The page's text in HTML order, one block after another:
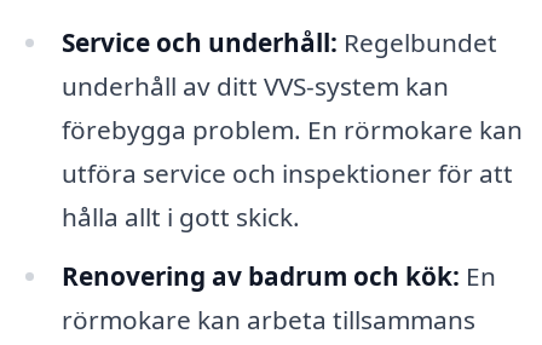
Service och underhåll: Regelbundet
underhåll av ditt VVS-system kan
förebygga problem. En rörmokare kan
utföra service och inspektioner för att
hålla allt i gott skick.
Renovering av badrum och kök: En
rörmokare kan arbeta tillsammans